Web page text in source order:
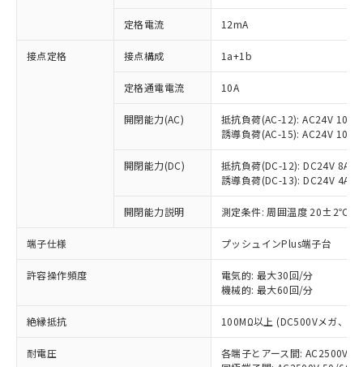
定格電流 12mA
接点定格 接点構成 1a+1b
定格通電電流 10A
開閉能力(AC)
抵抗負荷(AC-12): AC24V 10A/
誘導負荷(AC-15): AC24V
開閉能力(DC)
抵抗負荷(DC-12): DC24V 8A/
誘導負荷(DC-13): DC24V 4A/
開閉能力説明 測定条件: 周囲温度 20±2℃、
端子仕様 プッシュインPlus端子台
許容操作頻度
電気的: 最大30回/分
機械的: 最大60回/分
絶縁抵抗 100MΩ以上 (DC500Vメガ、点
耐電圧
各端子とアース間: AC2500V
ご利用条件
以下の条件をお読みいただき、同意のうえ
本サービスは、当社制御機器事業取扱
商品の当社在庫状況および標準価格
(税抜)を提供させていただくもので
当社制御機器事業取扱商品の中には、
本サービスの対象外となる商品もある
ことをご了承ください。
※1 対応状況
対応済み：EU RoHS指令（10物質）の
非含有に対応した製品が提供可能な商品で
対応予定：EU RoHS指令（10物質）の非含
有に対応した製品に切り替える予定のある
対応予定なし：EU RoHS指令（10物質）の
非含有に非対応の商品で、対応品を出す予
調査・確認中：EU RoHS指令（10物質）の
非含有の対応状況を調査中または確認中の
商品です。
非該当品：ライセンス料など無形物で、有
害物質有無と関係のない商品です。
仕入先様の事情により、非含有部品として
いたものが、含有品と判明した場合などや
「○」：最大均質材料含有率が中国RoHSの
「×」：最大均質材料含有率が中国RoHSの
基準値を超えていることを示します。
当社は、これら貴社製品のうち、外国